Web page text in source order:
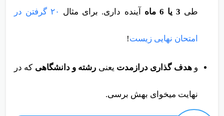
طی 3 یا 6 ماه آینده داری. برای مثال ۲۰ گرفتن در
امتحان نهایی زیست!
وهدف گذاری درازمدت یعنی رشته‌‌ و دانشگاهی که در
نهایت میخوای بهش برسی.